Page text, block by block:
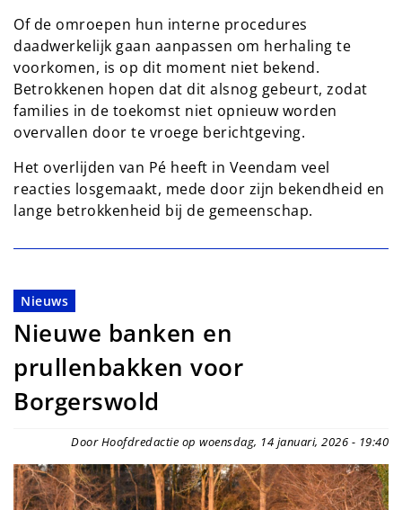
Of de omroepen hun interne procedures
daadwerkelijk gaan aanpassen om herhaling te
voorkomen, is op dit moment niet bekend.
Betrokkenen hopen dat dit alsnog gebeurt, zodat
families in de toekomst niet opnieuw worden
overvallen door te vroege berichtgeving.
Het overlijden van Pé heeft in Veendam veel
reacties losgemaakt, mede door zijn bekendheid en
lange betrokkenheid bij de gemeenschap.
Nieuws
Nieuwe banken en
prullenbakken voor
Borgerswold
Door Hoofdredactie op woensdag, 14 januari, 2026 - 19:40